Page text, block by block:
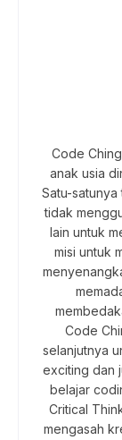
Code
anak usia
Satu-
tidak
lain untuk
misi untuk
Code
selanjutnya
exciting dan
belajar
Critical
mengasah